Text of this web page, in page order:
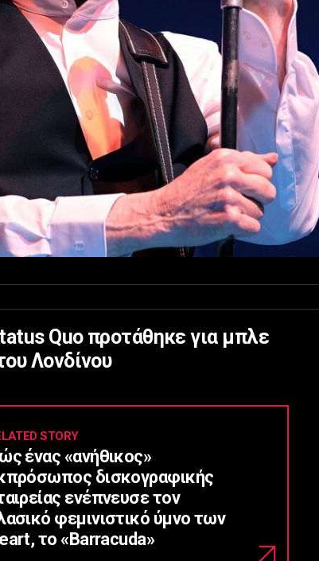
Quo προτάθηκε για μπλε
Λονδίνου
STORY
ένας «ανήθικος»
δισκογραφικής
ενέπνευσε τον
φεμινιστικό ύμνο των
το «Barracuda»